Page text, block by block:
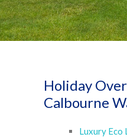
Holiday
Calbourne
Luxury Eco